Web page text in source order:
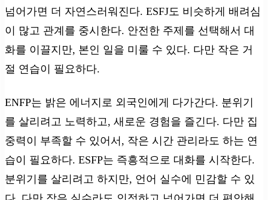
넘어가면 더 자연스러워진다. ESFJ도 비슷하게 배려심
이 많고 관계를 중시한다. 안전한 주제를 선택해서 대
화를 이끌지만, 본인 일을 미룰 수 있다. 다만 작은 거
절 연습이 필요하다.
ENFP는 밝은 에너지로 외국인에게 다가간다. 분위기
를 살리려고 노력하고, 새로운 경험을 즐긴다. 다만 집
중력이 부족할 수 있어서, 작은 시간 관리라도 하는 연
습이 필요하다. ESFP는 즉흥적으로 대화를 시작한다.
분위기를 살리려고 하지만, 언어 실수에 민감할 수 있